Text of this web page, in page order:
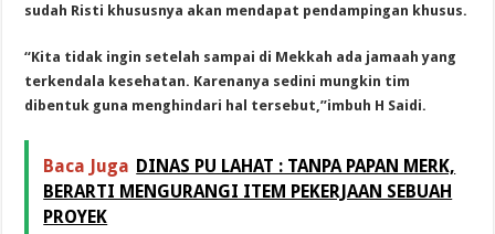
sudah Risti khususnya akan mendapat pendampingan khusus.
“Kita tidak ingin setelah sampai di Mekkah ada jamaah yang
terkendala kesehatan. Karenanya sedini mungkin tim
dibentuk guna menghindari hal tersebut,”imbuh H Saidi.
Baca Juga DINAS PU LAHAT : TANPA PAPAN MERK,
BERARTI MENGURANGI ITEM PEKERJAAN SEBUAH
PROYEK